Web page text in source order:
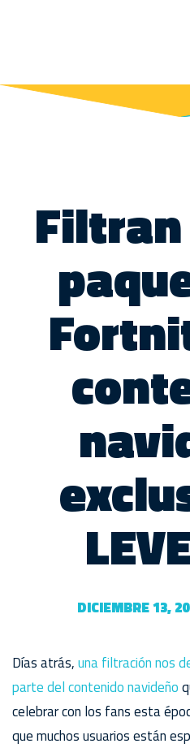
DICIEMBRE 13,
Días atrás,una filtración nos
parte del contenido navideño
celebrar con los fans esta
que muchos usuarios están